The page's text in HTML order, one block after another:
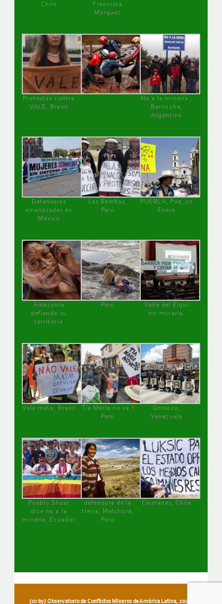
Chile
Francisca
Márquez
Protestas contra
VALE, Brasil
No a la minería ,
Bariloche,
Argentina
Defensoras
amenazadas en
México
Las Bambas,
Perú
PUEBLA, Pue, 27
Enero
Amazonía
defiende su
territorio
Perú
Valle del Elqui
sin minería.
Vale mata, Brasil
Tía María no va !
Perú
Orinoco,
Venezuela
Pueblo Shuar
dice no a la
minería, Ecuador
defensora de la
tierra, Melchora,
Perú
Caimanes, Chile
(cc-by) Observatorio de Conflictos Mineros de América Latina, 2026